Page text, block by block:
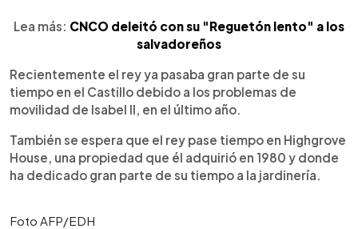
Lea más: CNCO deleitó con su "Reguetón lento" a los
salvadoreños
Recientemente el rey ya pasaba gran parte de su
tiempo en el Castillo debido a los problemas de
movilidad de Isabel II, en el último año.
También se espera que el rey pase tiempo en Highgrove
House, una propiedad que él adquirió en 1980 y donde
ha dedicado gran parte de su tiempo a la jardinería.
Foto AFP/EDH